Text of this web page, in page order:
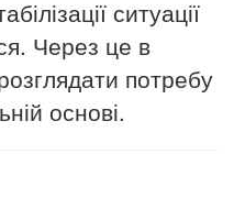
ситуації
Через це в
потребу
основі.